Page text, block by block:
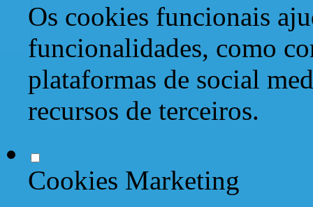
Os cookies funcionais
funcionalidades, como
plataformas de social
recursos de terceiros.
Cookies Marketing